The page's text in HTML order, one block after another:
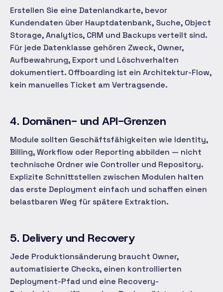
Erstellen Sie eine Datenlandkarte, bevor
Kundendaten über Hauptdatenbank, Suche, Object
Storage, Analytics, CRM und Backups verteilt sind.
Für jede Datenklasse gehören Zweck, Owner,
Aufbewahrung, Export und Löschverhalten
dokumentiert. Offboarding ist ein Architektur-Flow,
kein manuelles Ticket am Vertragsende.
4. Domänen- und API-Grenzen
Module sollten Geschäftsfähigkeiten wie Identity,
Billing, Workflow oder Reporting abbilden — nicht
technische Ordner wie Controller und Repository.
Explizite Schnittstellen zwischen Modulen halten
das erste Deployment einfach und schaffen einen
belastbaren Weg für spätere Extraktion.
5. Delivery und Recovery
Jede Produktionsänderung braucht Owner,
automatisierte Checks, einen kontrollierten
Deployment-Pfad und eine Recovery-